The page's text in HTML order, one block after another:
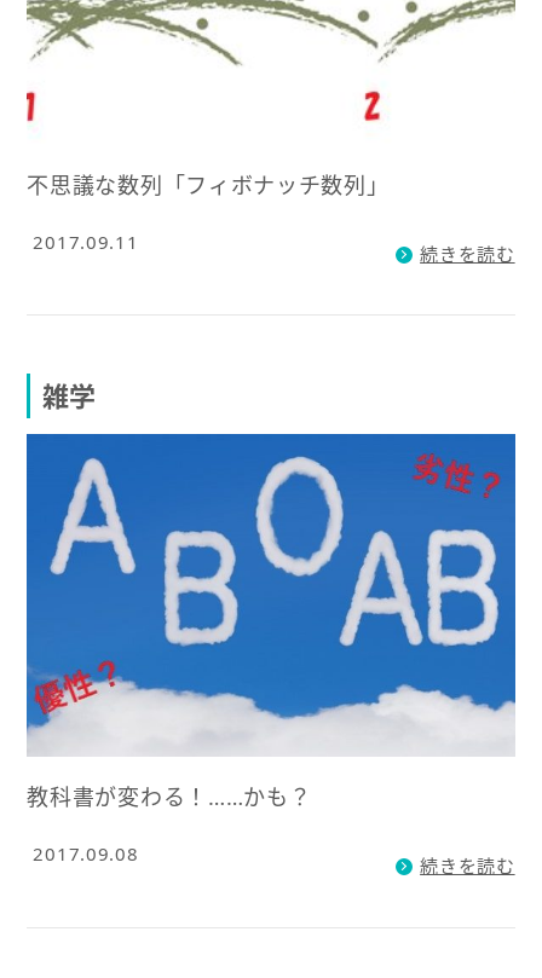
不思議な数列「フィボナッチ数列」
2017.09.11 続きを読む
雑学
教科書が変わる！……かも？
2017.09.08 続きを読む